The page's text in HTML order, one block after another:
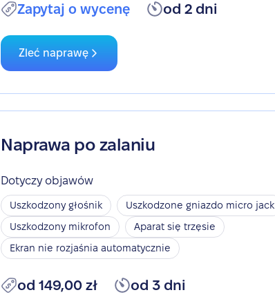
Zapytaj o wycenę od 2 dni
Zleć naprawę
Naprawa po zalaniu
Dotyczy objawów
Uszkodzony głośnik
Uszkodzone gniazdo micro jack
Uszkodzony mikrofon
Aparat się trzęsie
Ekran nie rozjaśnia automatycznie
od 149,00 zł od 3 dni